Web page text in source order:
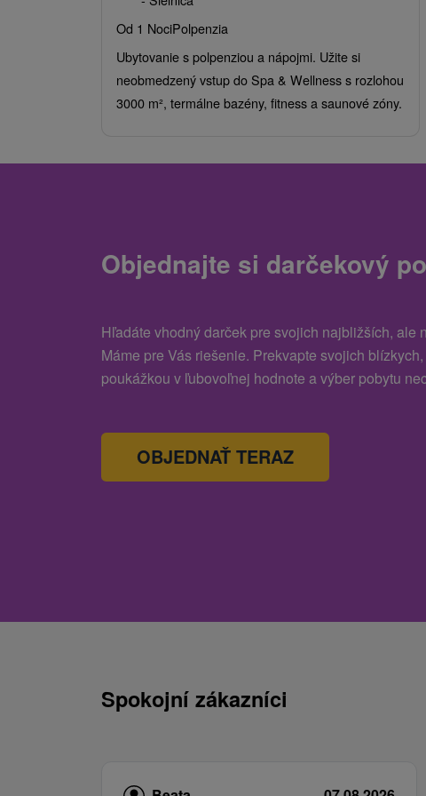
Od 1 NociPolpenzia
Ubytovanie s polpenziou a nápojmi. Užite si
neobmedzený vstup do Spa & Wellness s rozlohou
3000 m², termálne bazény, fitness a saunové zóny.
Objednajte si darčekový
Hľadáte vhodný darček pre svojich najbližších, ale
Máme pre Vás riešenie. Prekvapte svojich
poukážkou v ľubovoľnej hodnote a výber pobytu
OBJEDNAŤ TERAZ
Spokojní zákazníci